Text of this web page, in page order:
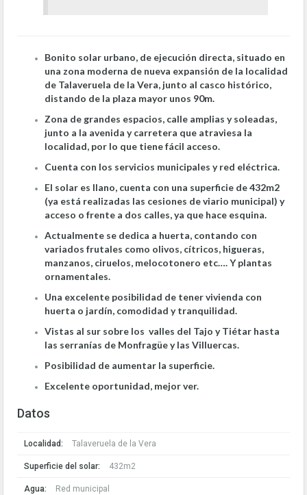
Bonito solar urbano, de ejecución directa, situado en
una zona moderna de nueva expansión de la localidad
de Talaveruela de la Vera, junto al casco histórico,
distando de la plaza mayor unos 90m.
Zona de grandes espacios, calle amplias y soleadas,
junto a la avenida y carretera que atraviesa la
localidad, por lo que tiene fácil acceso.
Cuenta con los servicios municipales y red eléctrica.
El solar es llano, cuenta con una superficie de 432m2
(ya está realizadas las cesiones de viario municipal) y
acceso o frente a dos calles, ya que hace esquina.
Actualmente se dedica a huerta, contando con
variados frutales como olivos, cítricos, higueras,
manzanos, ciruelos, melocotonero etc…. Y plantas
ornamentales.
Una excelente posibilidad de tener vivienda con
huerta o jardín, comodidad y tranquilidad.
Vistas al sur sobre los valles del Tajo y Tiétar hasta
las serranías de Monfragüe y las Villuercas.
Posibilidad de aumentar la superficie.
Excelente oportunidad, mejor ver.
Datos
Localidad: Talaveruela de la Vera
Superficie del solar: 432m2
Agua: Red municipal